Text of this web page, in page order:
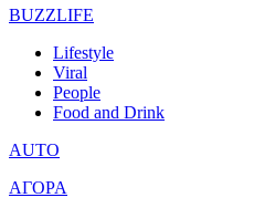
BUZZLIFE
Lifestyle
Viral
People
Food and Drink
AUTO
ΑΓΟΡΑ